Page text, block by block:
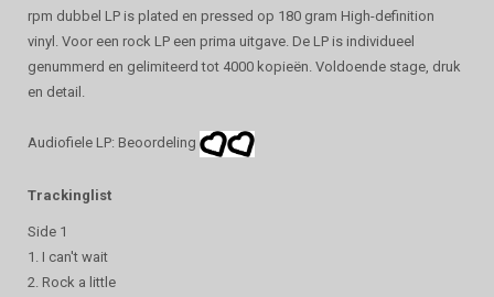
rpm dubbel LP is plated en pressed op 180 gram High-definition
vinyl. Voor een rock LP een prima uitgave. De LP is individueel
genummerd en gelimiteerd tot 4000 kopieën. Voldoende stage, druk
en detail.
Audiofiele LP: Beoordeling
Trackinglist
Side 1
1. I can't wait
2. Rock a little